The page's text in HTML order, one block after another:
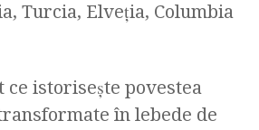
Turcia, Elveţia, Columbia
ce istoriseşte povestea
în lebede de